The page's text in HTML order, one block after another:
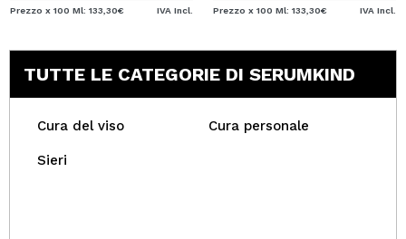
Prezzo x 100 Ml: 133,30€ IVA Incl. Prezzo x 100 Ml: 133,30€ IVA Incl.
TUTTE LE CATEGORIE DI SERUMKIND
Cura del viso Cura personale
Sieri